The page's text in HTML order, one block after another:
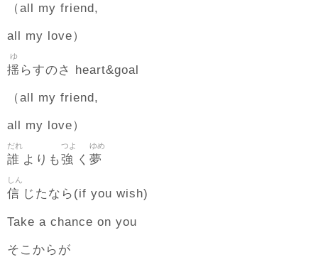
（all my friend,
all my love）
揺
ゆ
らすのさ heart&goal
（all my friend,
all my love）
誰
だれ
よりも強
つよ
く 夢
ゆめ
信
しん
じたなら(if you wish)
Take a chance on you
そこからが